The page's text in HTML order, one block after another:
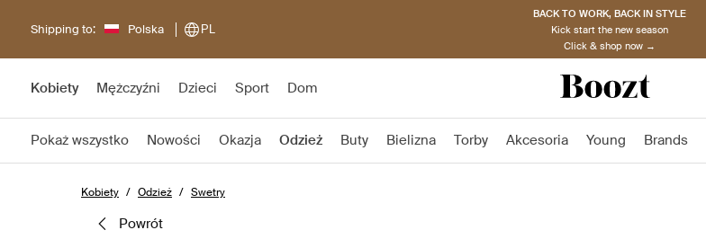
Shipping to: Polska PL
BACK TO WORK, BACK IN STYLE
Kick start the new season
Click & shop now →
Kobiety Mężczyźni Dzieci Sport Dom
Pokaż wszystko Nowości Okazja Odzież Buty Bielizna Torby Akcesoria Young Brands
Kobiety Odzież Swetry
powrót